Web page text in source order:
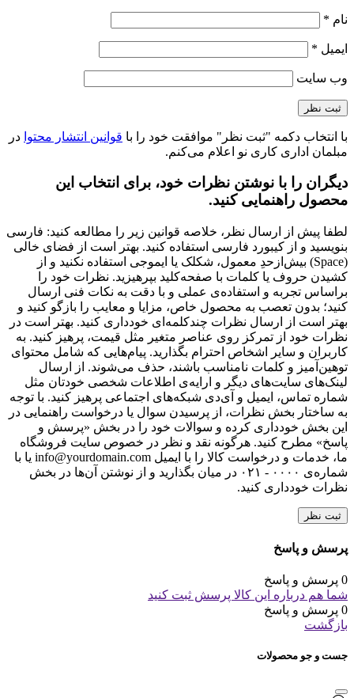
نام *
ایمیل *
وب‌ سایت
با انتخاب دکمه "ثبت نظر" موافقت خود را با قوانین انتشار محتوا در
مبلمان اداری کاری نو اعلام می‌کنم.
دیگران را با نوشتن نظرات خود، برای انتخاب این
محصول راهنمایی کنید.
لطفا پیش از ارسال نظر، خلاصه قوانین زیر را مطالعه کنید: فارسی
بنویسید و از کیبورد فارسی استفاده کنید. بهتر است از فضای خالی
(Space) بیش‌از‌حدِ معمول، شکلک یا ایموجی استفاده نکنید و از
کشیدن حروف یا کلمات با صفحه‌کلید بپرهیزید. نظرات خود را
براساس تجربه و استفاده‌ی عملی و با دقت به نکات فنی ارسال
کنید؛ بدون تعصب به محصول خاص، مزایا و معایب را بازگو کنید و
بهتر است از ارسال نظرات چندکلمه‌‌ای خودداری کنید. بهتر است در
نظرات خود از تمرکز روی عناصر متغیر مثل قیمت، پرهیز کنید. به
کاربران و سایر اشخاص احترام بگذارید. پیام‌هایی که شامل محتوای
توهین‌آمیز و کلمات نامناسب باشند، حذف می‌شوند. از ارسال
لینک‌های سایت‌های دیگر و ارایه‌ی اطلاعات شخصی خودتان مثل
شماره تماس، ایمیل و آی‌دی شبکه‌های اجتماعی پرهیز کنید. با توجه
به ساختار بخش نظرات، از پرسیدن سوال یا درخواست راهنمایی در
این بخش خودداری کرده و سوالات خود را در بخش «پرسش و
پاسخ» مطرح کنید. هرگونه نقد و نظر در خصوص سایت فروشگاه
ما، خدمات و درخواست کالا را با ایمیل info@yourdomain.com یا با
شماره‌ی ۰۰۰۰ - ۰۲۱ در میان بگذارید و از نوشتن آن‌ها در بخش
نظرات خودداری کنید.
ثبت نظر
پرسش و پاسخ
0 پرسش و پاسخ
شما هم درباره این کالا پرسش ثبت کنید
0 پرسش و پاسخ
بازگشت
جست و جو محصولات